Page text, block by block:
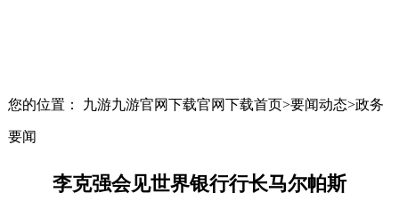
您的位置： 九游九游官网下载官网下载首页>要闻动态>政务
要闻
李克强会见世界银行行长马尔帕斯